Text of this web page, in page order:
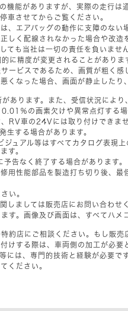
能がありますが、実際の走行は
車させてからご覧ください。
エアバッグの動作に支障のない
く配線されなかった場合や改
ても当社は一切の責任を負いません
に精度が変更されることがありま
ビスであるため、画質が粗く感
なった場合、画面が静止した
あります。また、受信状況により
％の画素欠けや異常点灯する場
RV車の24Vには取り付けできませ
生する場合があります。
ュアル等はすべてカタログ表現
す。
告なく終了する場合があります。
性能部品を製造打ち切り後、最
い。
ましては販売店にお問い合わせ
。画像及び画面は、すべてハ
約店にご相談ください。もし販
する際は、車両側の加工が必要
は、専門的技術と経験が必要で
ください。